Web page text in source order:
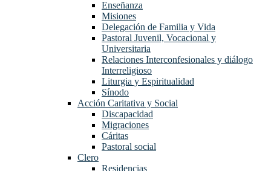
Enseñanza
Misiones
Delegación de Familia y Vida
Pastoral Juvenil, Vocacional y
Universitaria
Relaciones Interconfesionales y diálogo
Interreligioso
Liturgia y Espiritualidad
Sínodo
Acción Caritativa y Social
Discapacidad
Migraciones
Cáritas
Pastoral social
Clero
Residencias